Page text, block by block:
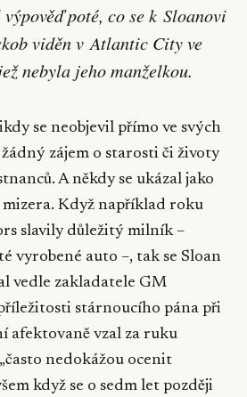
poté, co se k Sloanovi
viděn v Atlantic City ve
nebyla jeho manželkou.
se neobjevil přímo ve svých
zájem o starosti či životy
A někdy se ukázal jako
mizera. Když například roku
slavily důležitý milník –
vyrobené auto –, tak se Sloan
vedle zakladatele GM
stárnoucího pána při
afektovaně vzal za ruku
nedokážou ocenit
když se o sedm let později